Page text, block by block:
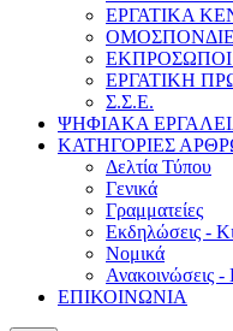
ΕΡΓΑΤΙΚΑ
ΕΚΠΡΟΣΩΠΟΙ
ΕΡΓΑΤΙΚΗ
Σ.Σ.Ε.
ΨΗΦΙΑΚΑ
ΚΑΤΗΓΟΡΙΕΣ
Δελτία Τύπου
Γενικά
Γραμματείες
Εκδηλώσεις -
Νομικά
Ανακοινώσεις -
ΕΠΙΚΟΙΝΩΝΙΑ